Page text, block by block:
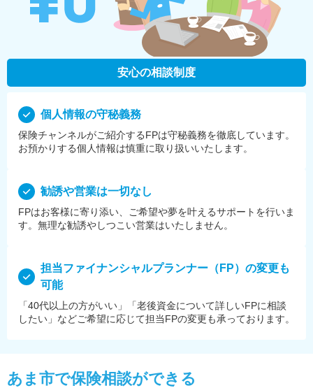
安心の相談制度
個⼈情報の守秘義務
保険チャンネルがご紹介するFPは守秘義務を徹底しています。
お預かりする個⼈情報は慎重に取り扱いいたします。
勧誘や営業は⼀切なし
FPはお客様に寄り添い、ご希望や夢を叶えるサポートを⾏いま
す。無理な勧誘やしつこい営業はいたしません。
担当ファイナンシャルプランナー（FP）の変更も
可能
「40代以上の方がいい」「老後資金について詳しいFPに相談
したい」などご希望に応じて担当FPの変更も承っております。
あま市で保険相談ができる